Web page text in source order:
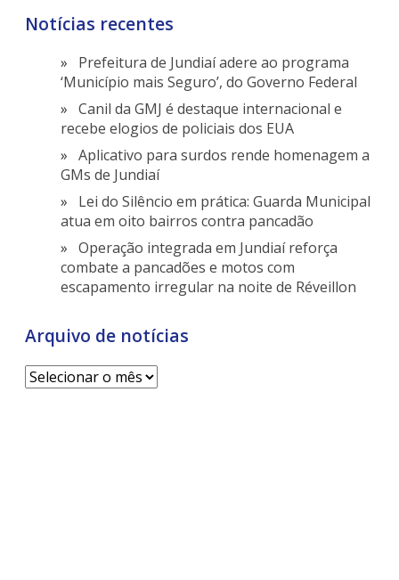
Notícias recentes
Prefeitura de Jundiaí adere ao programa
‘Município mais Seguro’, do Governo Federal
Canil da GMJ é destaque internacional e
recebe elogios de policiais dos EUA
Aplicativo para surdos rende homenagem a
GMs de Jundiaí
Lei do Silêncio em prática: Guarda Municipal
atua em oito bairros contra pancadão
Operação integrada em Jundiaí reforça
combate a pancadões e motos com
escapamento irregular na noite de Réveillon
Arquivo de notícias
Arquivo
de